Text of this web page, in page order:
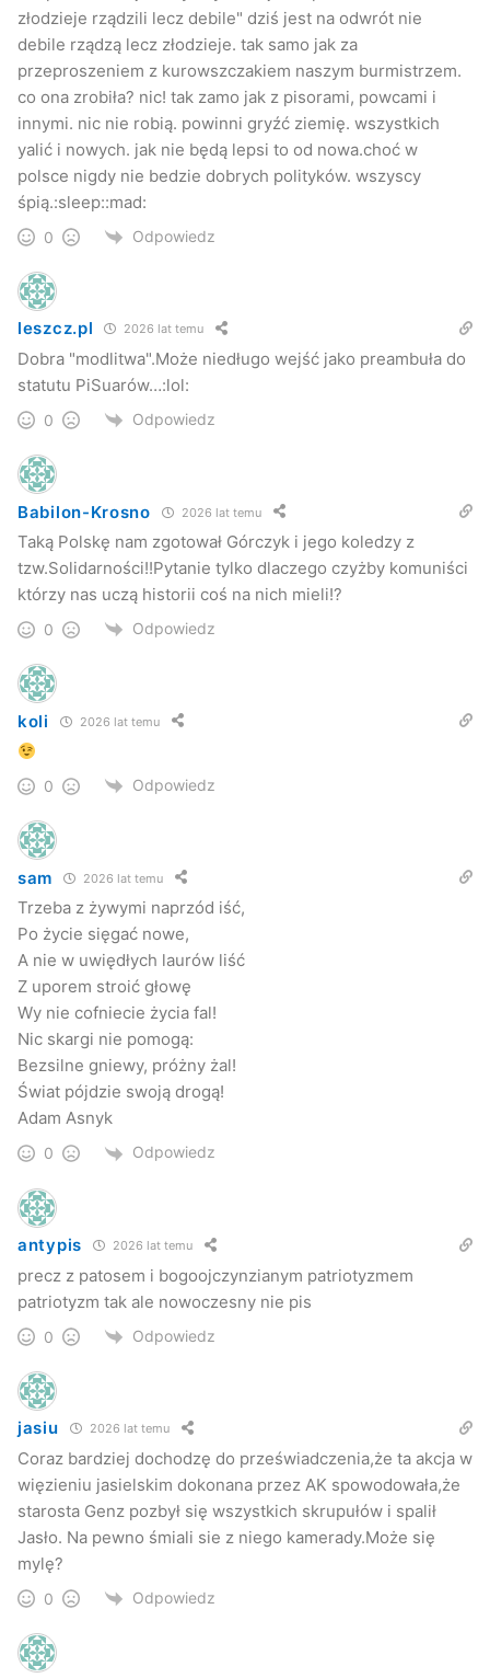
złodzieje rządzili lecz debile" dziś jest na odwrót nie
debile rządzą lecz złodzieje. tak samo jak za
przeproszeniem z kurowszczakiem naszym burmistrzem.
co ona zrobiła? nic! tak zamo jak z pisorami, powcami i
innymi. nic nie robią. powinni gryźć ziemię. wszystkich
yalić i nowych. jak nie będą lepsi to od nowa.choć w
polsce nigdy nie bedzie dobrych polityków. wszyscy
śpią.:sleep::mad:
0 Odpowiedz
leszcz.pl 2026 lat temu
Dobra "modlitwa".Może niedługo wejść jako preambuła do
statutu PiSuarów…:lol:
0 Odpowiedz
Babilon-Krosno 2026 lat temu
Taką Polskę nam zgotował Górczyk i jego koledzy z
tzw.Solidarności!!Pytanie tylko dlaczego czyżby komuniści
którzy nas uczą historii coś na nich mieli!?
0 Odpowiedz
koli 2026 lat temu
0 Odpowiedz
sam 2026 lat temu
Trzeba z żywymi naprzód iść,
Po życie sięgać nowe,
A nie w uwiędłych laurów liść
Z uporem stroić głowę
Wy nie cofniecie życia fal!
Nic skargi nie pomogą:
Bezsilne gniewy, próżny żal!
Świat pójdzie swoją drogą!
Adam Asnyk
0 Odpowiedz
antypis 2026 lat temu
precz z patosem i bogoojczynzianym patriotyzmem
patriotyzm tak ale nowoczesny nie pis
0 Odpowiedz
jasiu 2026 lat temu
Coraz bardziej dochodzę do przeświadczenia,że ta akcja w
więzieniu jasielskim dokonana przez AK spowodowała,że
starosta Genz pozbył się wszystkich skrupułów i spalił
Jasło. Na pewno śmiali sie z niego kamerady.Może się
mylę?
0 Odpowiedz